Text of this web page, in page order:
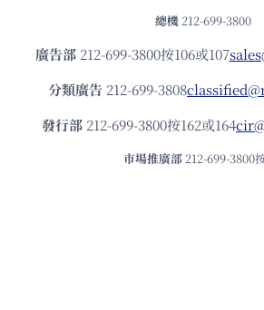
總機 212-699-3800
廣告部212-699-3800按106或107
分類廣告 212-699-3808
發⾏部 212-699-3800按162或164
市場推廣部 212-699-3800